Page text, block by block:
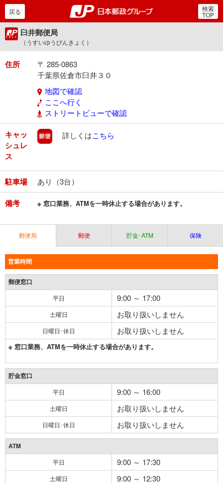
郵便局・日本郵政グルー
戻る 検索
TOP
臼井郵便局
（うすいゆうびんきょく）
住所
〒 285-0863
千葉県佐倉市臼井３０
地図で確認
ここへ行く
ストリートビューで確認
キャッ
シュレ
ス
郵便
詳しくはこちら
駐車場 あり（3台）
備考 ※ 窓口業務、ATMを一時休止する場合があります。
郵便局 郵便 貯金･ATM 保険
営業時間
郵便窓口
平日 9:00 ～ 17:00
土曜日 お取り扱いしません
日曜日･休日 お取り扱いしません
※ 窓口業務、ATMを一時休止する場合があります。
貯金窓口
平日 9:00 ～ 16:00
土曜日 お取り扱いしません
日曜日･休日 お取り扱いしません
ATM
平日 9:00 ～ 17:30
土曜日 9:00 ～ 12:30